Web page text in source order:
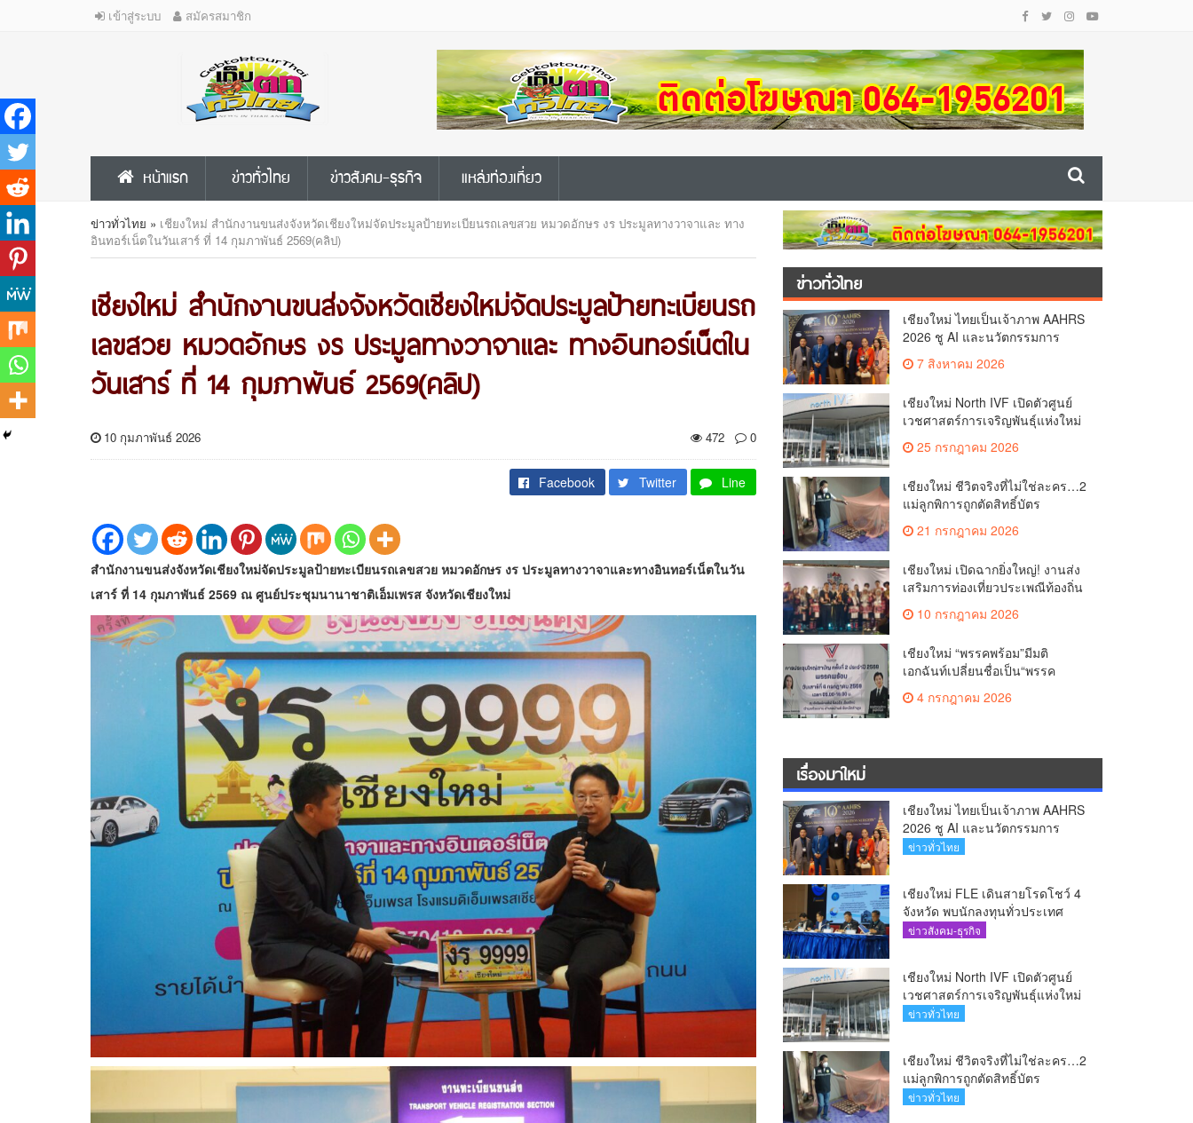
เข้าสู่ระบบ สมัครสมาชิก
หน้าแรก ข่าวทั่วไทย ข่าวสังคม-ธุรกิจ แหล่งท่องเที่ยว
ข่าวทั่วไทย » เชียงใหม่ สำนักงานขนส่งจังหวัดเชียงใหม่จัดประมูลป้ายทะเบียนรถเลขสวย หมวดอักษร งร ประมูลทางวาจาและ ทาง
อินทอร์เน็ตในวันเสาร์ ที่ 14 กุมภาพันธ์ 2569(คลิป)
เชียงใหม่ สำนักงานขนส่งจังหวัดเชียงใหม่จัดประมูลป้ายทะเบียนรถ
เลขสวย หมวดอักษร งร ประมูลทางวาจาและ ทางอินทอร์เน็ตใน
วันเสาร์ ที่ 14 กุมภาพันธ์ 2569(คลิป)
10 กุมภาพันธ์ 2026 472 0
Facebook Twitter Line
สำนักงานขนส่งจังหวัดเชียงใหม่จัดประมูลป้ายทะเบียนรถเลขสวย หมวดอักษร งร ประมูลทางวาจาและทางอินทอร์เน็ตในวัน
เสาร์ ที่ 14 กุมภาพันธ์ 2569 ณ ศูนย์ประชุมนานาชาติเอ็มเพรส จังหวัดเชียงใหม่
ข่าวทั่วไทย
เชียงใหม่ ไทยเป็นเจ้าภาพ AAHRS
2026 ชู AI และนวัตกรรมการ
แพทย์ ผลักดัน Medical Hub และ
ศูนย์กลางปลูกผมแห่งเอเชีย(คลิป)
7 สิงหาคม 2026
เชียงใหม่ North IVF เปิดตัวศูนย์
เวชศาสตร์การเจริญพันธุ์แห่งใหม่
ยกระดับเชียงใหม่สู่ ศูนย์กลางการ
รักษาผู้มีบุตรยากของภูมิภาค(คลิป)
25 กรกฎาคม 2026
เชียงใหม่ ชีวิตจริงที่ไม่ใช่ละคร…2
แม่ลูกพิการถูกตัดสิทธิ์บัตร
สวัสดิการฯ วอนรัฐทบทวนเกณฑ์
ช่วยคนจน(คลิป)
21 กรกฎาคม 2026
เชียงใหม่ เปิดฉากยิ่งใหญ่! งานส่ง
เสริมการท่องเที่ยวประเพณีท้องถิ่น
วิถีชาติพันธุ์ล้านนา(คลิป)
10 กรกฎาคม 2026
เชียงใหม่ “พรรคพร้อม”มีมติ
เอกฉันท์เปลี่ยนชื่อเป็น“พรรค
ศรัทธา”ดึง“มาร์ค พิตบูล”นำทัพ
กรรมการบริหารชุดใหม่(คลิป)
4 กรกฎาคม 2026
เรื่องมาใหม่
เชียงใหม่ ไทยเป็นเจ้าภาพ AAHRS
2026 ชู AI และนวัตกรรมการ
แพทย์ ผลักดัน Medical Hub และ
ข่าวทั่วไทย
เชียงใหม่ FLE เดินสายโรดโชว์ 4
จังหวัด พบนักลงทุนทั่วประเทศ
ตอกย้ำศักยภาพผู้นำธุรกิจระบบน้ำ
ข่าวสังคม-ธุรกิจ
เชียงใหม่ North IVF เปิดตัวศูนย์
เวชศาสตร์การเจริญพันธุ์แห่งใหม่
ยกระดับเชียงใหม่สู่ ศูนย์กลางการ
ข่าวทั่วไทย
เชียงใหม่ ชีวิตจริงที่ไม่ใช่ละคร…2
แม่ลูกพิการถูกตัดสิทธิ์บัตร
สวัสดิการฯ วอนรัฐทบทวนเกณฑ์
ข่าวทั่วไทย